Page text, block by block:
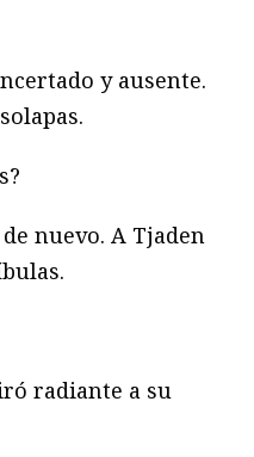
y ausente.
nuevo. A Tjaden
radiante a su